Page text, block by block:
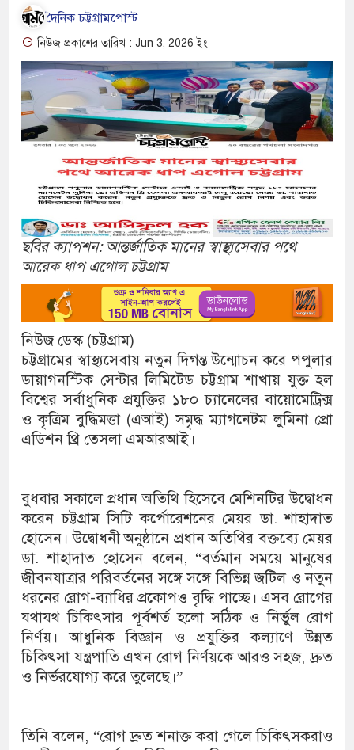
দৈনিক চট্টগ্রামপোস্ট
নিউজ প্রকাশের তারিখ : Jun 3, 2026 ইং
ছবির ক্যাপশন: আন্তর্জাতিক মানের স্বাস্থ্যসেবার পথে
আরেক ধাপ এগোল চট্টগ্রাম
নিউজ ডেস্ক (চট্টগ্রাম)
চট্টগ্রামের স্বাস্থ্যসেবায় নতুন দিগন্ত উন্মোচন করে পপুলার
ডায়াগনস্টিক সেন্টার লিমিটেড চট্টগ্রাম শাখায় যুক্ত হল
বিশ্বের সর্বাধুনিক প্রযুক্তির ১৮০ চ্যানেলের বায়োমেট্রিক্স
ও কৃত্রিম বুদ্ধিমত্তা (এআই) সমৃদ্ধ ম্যাগনেটম লুমিনা প্রো
এডিশন থ্রি তেসলা এমআরআই।
বুধবার সকালে প্রধান অতিথি হিসেবে মেশিনটির উদ্বোধন
করেন চট্টগ্রাম সিটি কর্পোরেশনের মেয়র ডা. শাহাদাত
হোসেন। উদ্বোধনী অনুষ্ঠানে প্রধান অতিথির বক্তব্যে মেয়র
ডা. শাহাদাত হোসেন বলেন, “বর্তমান সময়ে মানুষের
জীবনযাত্রার পরিবর্তনের সঙ্গে সঙ্গে বিভিন্ন জটিল ও নতুন
ধরনের রোগ-ব্যাধির প্রকোপও বৃদ্ধি পাচ্ছে। এসব রোগের
যথাযথ চিকিৎসার পূর্বশর্ত হলো সঠিক ও নির্ভুল রোগ
নির্ণয়। আধুনিক বিজ্ঞান ও প্রযুক্তির কল্যাণে উন্নত
চিকিৎসা যন্ত্রপাতি এখন রোগ নির্ণয়কে আরও সহজ, দ্রুত
ও নির্ভরযোগ্য করে তুলেছে।”
তিনি বলেন, “রোগ দ্রুত শনাক্ত করা গেলে চিকিৎসকরাও